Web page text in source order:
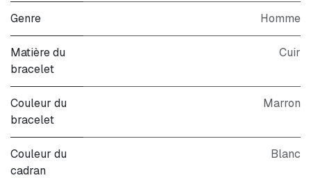
Genre Homme
Matière du
bracelet
Cuir
Couleur du
bracelet
Marron
Couleur du
cadran
Blanc